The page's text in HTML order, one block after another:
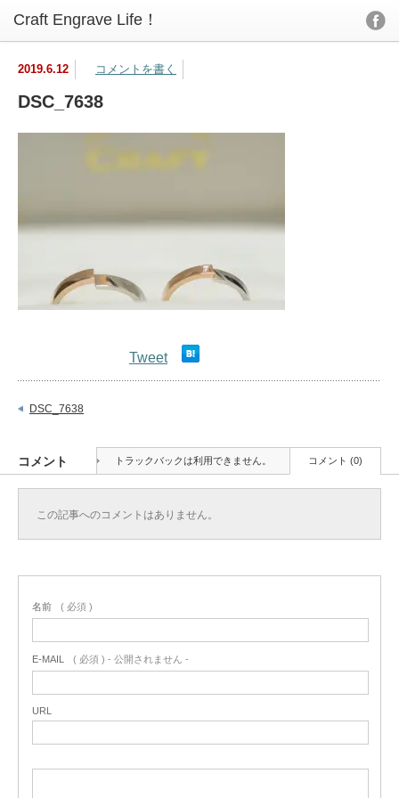
2019.6.12 コメントを書く
DSC_7638
Tweet
DSC_7638
コメント トラックバックは利用できません。 コメント (0)
この記事へのコメントはありません。
名前 ( 必須 )
E-MAIL ( 必須 ) - 公開されません -
URL